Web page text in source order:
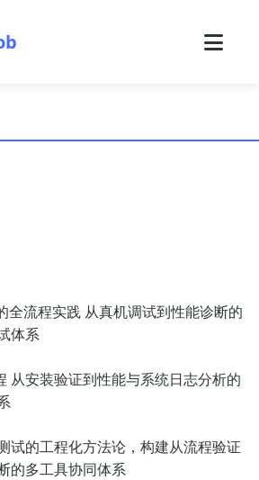
全流程实践 从真机调试到性能诊断的
体系
从安装验证到性能与系统日志分析的
试的工程化方法论，构建从流程验证
的多工具协同体系